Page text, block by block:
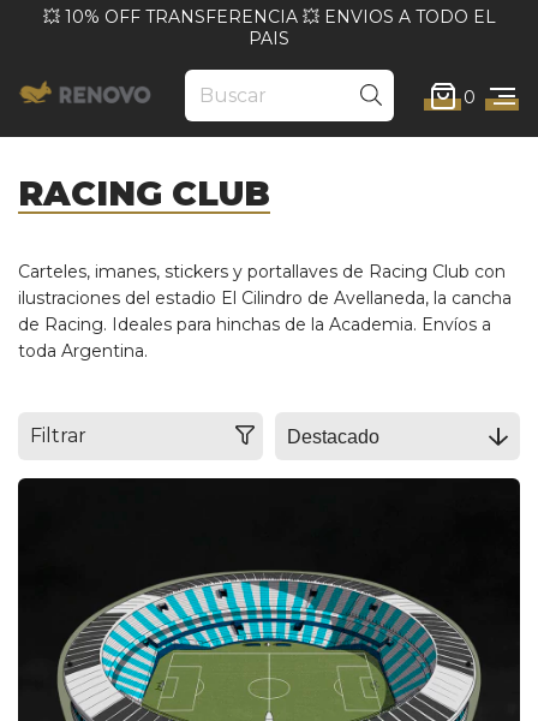
💥 10% OFF TRANSFERENCIA 💥 ENVIOS A TODO EL
PAIS
0
RACING CLUB
Carteles, imanes, stickers y portallaves de Racing Club con
ilustraciones del estadio El Cilindro de Avellaneda, la cancha
de Racing. Ideales para hinchas de la Academia. Envíos a
toda Argentina.
Filtrar